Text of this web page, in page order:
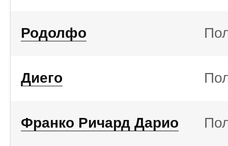
Родолфо
Диего
Франко Ричард Дарио